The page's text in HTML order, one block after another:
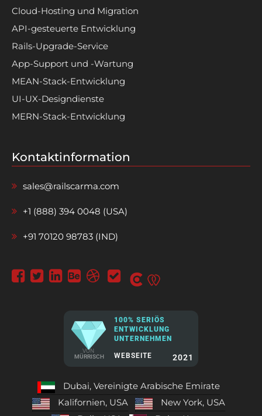
Cloud-Hosting und Migration
API-gesteuerte Entwicklung
Rails-Upgrade-Service
App-Support und -Wartung
MEAN-Stack-Entwicklung
UI-UX-Designdienste
MERN-Stack-Entwicklung
Kontaktinformation
sales@railscarma.com
+1 (888) 394 0048 (USA)
+91 70120 98783 (IND)
VON
MÜRRISCH
100% SERIÖS
ENTWICKLUNG
UNTERNEHMEN
WEBSEITE 2021
Dubai, Vereinigte Arabische Emirate
Kalifornien, USA
New York, USA